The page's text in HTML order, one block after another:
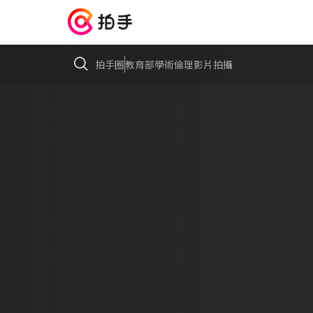
拍手圈教育部學術倫理影片拍攝